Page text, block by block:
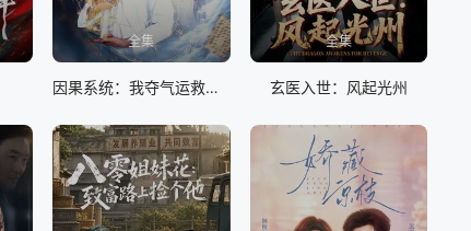
全集
因果系统：我夺气运救苍生
全集
玄医入世：风起光州